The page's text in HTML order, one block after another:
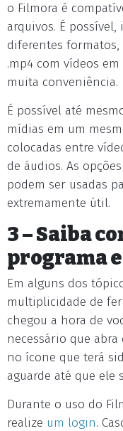
o Filmora é
arquivos. É
diferentes
.mp4 com vídeos
muita conveniência.
É possível até
mídias em um
colocadas entre
de áudios. As
podem ser usadas
extremamente útil.
3 – Saiba
programa
Em alguns dos
multiplicidade de
chegou a hora de
necessário que
no ícone que terá
aguarde até que ele
Durante o uso do
realize um login.